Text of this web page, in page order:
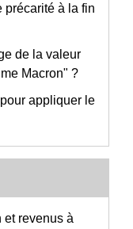
précarité à la fin
de la valeur
Macron" ?
appliquer le
et revenus à